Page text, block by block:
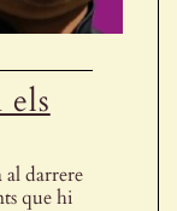
darrere
que hi